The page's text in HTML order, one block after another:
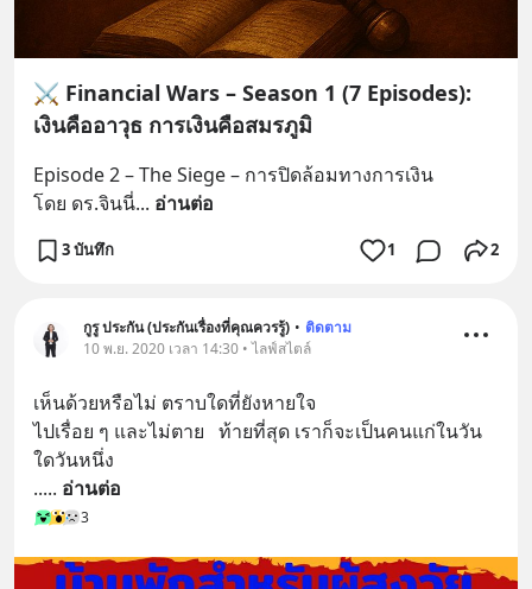
⚔️ Financial Wars – Season 1 (7 Episodes):
เงินคืออาวุธ การเงินคือสมรภูมิ
Episode 2 – The Siege – การปิดล้อมทางการเงิน
โดย ดร.จินนี่... อ่านต่อ
3 บันทึก 1 2
กูรู ประกัน (ประกันเรื่องที่คุณควรรู้) • ติดตาม
10 พ.ย. 2020 เวลา 14:30 • ไลฟ์สไตล์
เห็นด้วยหรือไม่ ตราบใดที่ยังหายใจ
ไปเรื่อย ๆ และไม่ตาย   ท้ายที่สุด เราก็จะเป็นคนแก่ในวัน
ใดวันหนึ่ง
..... อ่านต่อ
3